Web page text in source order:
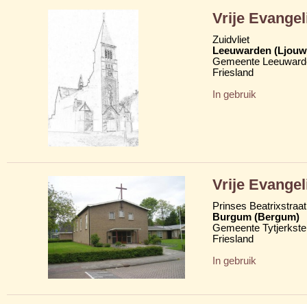
Vrije
Zuidvliet
Leeuwarden
Gemeente
Friesland
In gebruik
Vrije
Prinses
Burgum (Bergum)
Gemeente
Friesland
In gebruik